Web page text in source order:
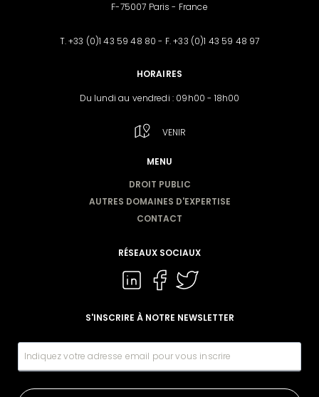
F-75007 Paris - France
T. +33 (0)1 43 59 48 80 - F. +33 (0)1 43 59 48 97
HORAIRES
Du lundi au vendredi : 09h00 - 18h00
VENIR
MENU
DROIT PUBLIC
AUTRES DOMAINES D'EXPERTISE
CONTACT
RÉSEAUX SOCIAUX
S'INSCRIRE À NOTRE NEWSLETTER